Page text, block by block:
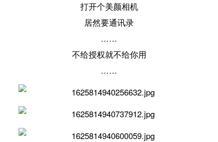
打开个美颜相机
居然要通讯录
……
不给授权就不给你用
……